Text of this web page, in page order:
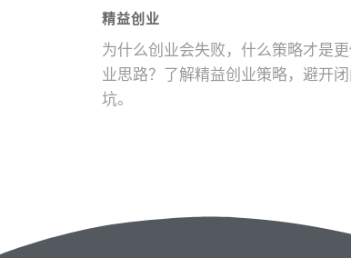
精益创业
为什么创业会失败，什么策略才是更
业思路？了解精益创业策略，避开
坑。